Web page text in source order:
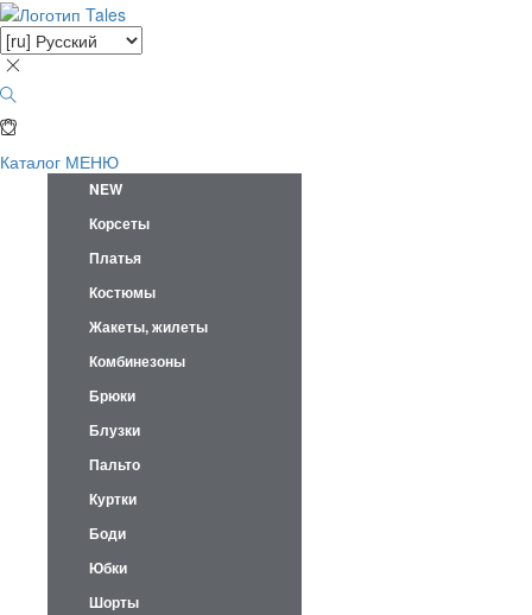
Каталог МЕНЮ
NEW
Корсеты
Платья
Костюмы
Жакеты, жилеты
Комбинезоны
Брюки
Блузки
Пальто
Куртки
Боди
Юбки
Шорты